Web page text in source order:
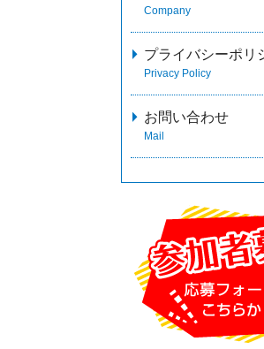
Company
プライバシーポリ
Privacy Policy
お問い合わせ
Mail